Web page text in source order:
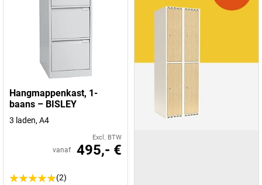
Hangmappenkast, 1-
baans – BISLEY
3 laden, A4
Excl. BTW
vanaf 495,- €
(2)